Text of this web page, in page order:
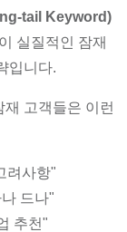
tail Keyword)
실질적인 잠재
입니다.
고객들은 이런
려사항"
드나"
추천"